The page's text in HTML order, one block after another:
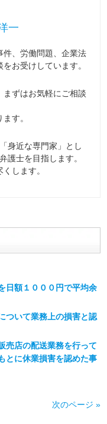
一
件、労働問題、企業法
お受けしています。
ずはお気軽にご相談
す。
身近な専門家」とし
護士を目指します。
します。
日額１０００円で平均余
ついて業務上の損害と認
売店の配送業務を行って
とに休業損害を認めた事
次のページ »